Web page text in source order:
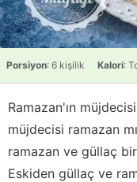
Porsiyon: 6 kişilik Kalori:
Ramazan'ın
müjdecisi ramazan
ramazan ve güllaç
Eskiden güllaç ve